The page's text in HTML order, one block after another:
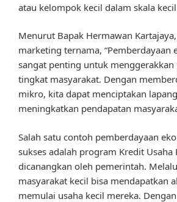
atau kelompok kecil dalam skala
Menurut Bapak Hermawan
marketing ternama, “Pemberdayaan
sangat penting untuk
tingkat masyarakat. Dengan
mikro, kita dapat menciptakan
meningkatkan pendapatan
Salah satu contoh pemberdayaan
sukses adalah program Kredit Usaha
dicanangkan oleh pemerintah.
masyarakat kecil bisa mendapatkan
memulai usaha kecil mereka.